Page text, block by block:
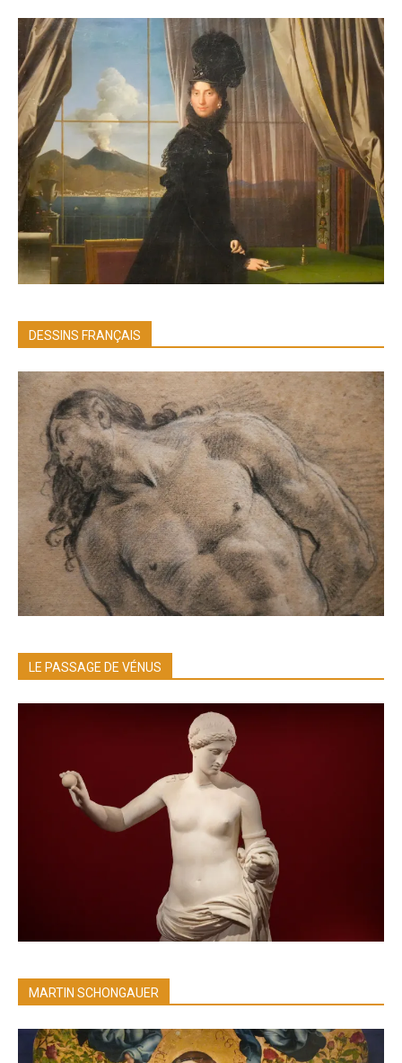
DESSINS FRANÇAIS
LE PASSAGE DE VÉNUS
MARTIN SCHONGAUER